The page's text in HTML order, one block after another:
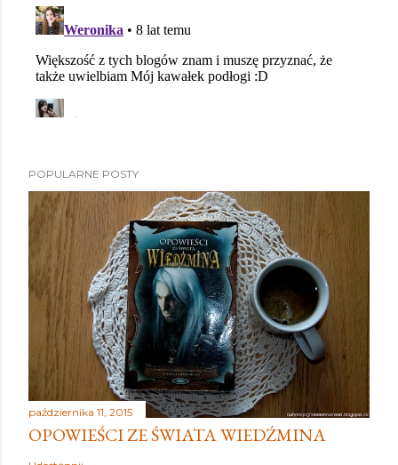
POPULARNE POSTY
października 11, 2015
OPOWIEŚCI ZE ŚWIATA WIEDŹMINA